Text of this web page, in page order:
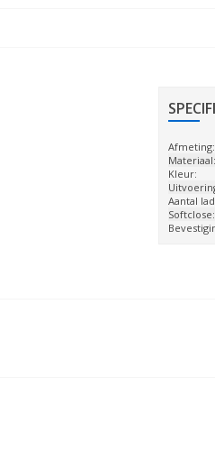
Afmeting:
Materiaal:
Kleur:
Aantal
Softclose: